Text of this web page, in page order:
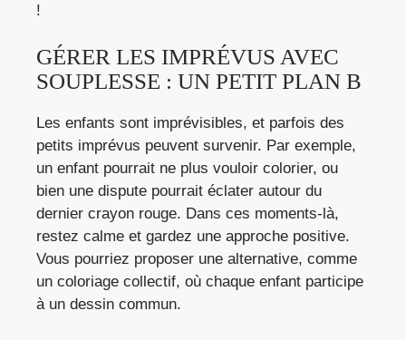
!
GÉRER LES IMPRÉVUS AVEC
SOUPLESSE : UN PETIT PLAN B
Les enfants sont imprévisibles, et parfois des
petits imprévus peuvent survenir. Par exemple,
un enfant pourrait ne plus vouloir colorier, ou
bien une dispute pourrait éclater autour du
dernier crayon rouge. Dans ces moments-là,
restez calme et gardez une approche positive.
Vous pourriez proposer une alternative, comme
un coloriage collectif, où chaque enfant participe
à un dessin commun.